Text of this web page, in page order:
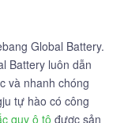
Global Battery.
Battery luôn dẫn
và nhanh chóng
tự hào có công
quy ô tô được sản